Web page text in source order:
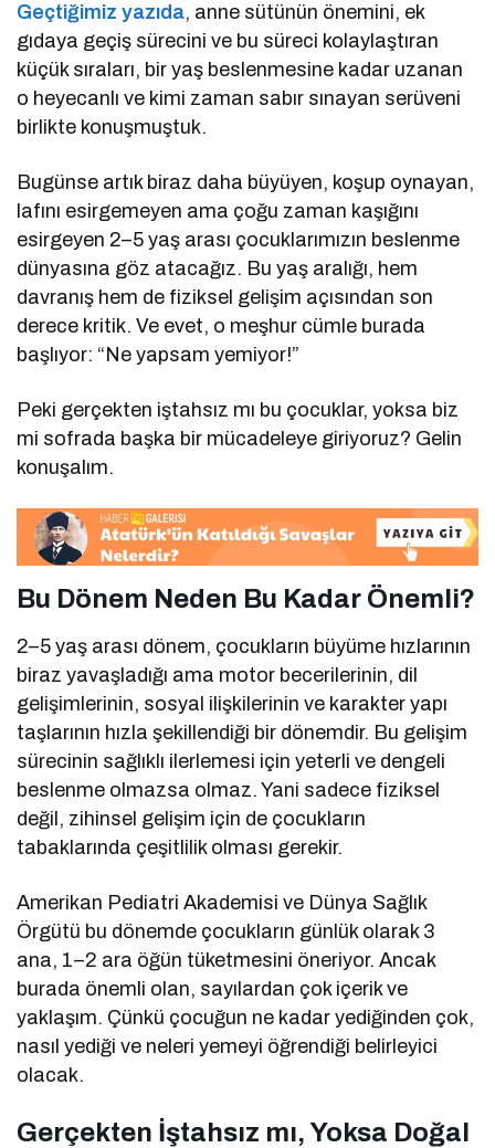
Geçtiğimiz yazıda, anne sütünün önemini, ek
gıdaya geçiş sürecini ve bu süreci kolaylaştıran
küçük sıraları, bir yaş beslenmesine kadar uzanan
o heyecanlı ve kimi zaman sabır sınayan serüveni
birlikte konuşmuştuk.
Bugünse artık biraz daha büyüyen, koşup oynayan,
lafını esirgemeyen ama çoğu zaman kaşığını
esirgeyen 2–5 yaş arası çocuklarımızın beslenme
dünyasına göz atacağız. Bu yaş aralığı, hem
davranış hem de fiziksel gelişim açısından son
derece kritik. Ve evet, o meşhur cümle burada
başlıyor: “Ne yapsam yemiyor!”
Peki gerçekten iştahsız mı bu çocuklar, yoksa biz
mi sofrada başka bir mücadeleye giriyoruz? Gelin
konuşalım.
Bu Dönem Neden Bu Kadar Önemli?
2–5 yaş arası dönem, çocukların büyüme hızlarının
biraz yavaşladığı ama motor becerilerinin, dil
gelişimlerinin, sosyal ilişkilerinin ve karakter yapı
taşlarının hızla şekillendiği bir dönemdir. Bu gelişim
sürecinin sağlıklı ilerlemesi için yeterli ve dengeli
beslenme olmazsa olmaz. Yani sadece fiziksel
değil, zihinsel gelişim için de çocukların
tabaklarında çeşitlilik olması gerekir.
Amerikan Pediatri Akademisi ve Dünya Sağlık
Örgütü bu dönemde çocukların günlük olarak 3
ana, 1–2 ara öğün tüketmesini öneriyor. Ancak
burada önemli olan, sayılardan çok içerik ve
yaklaşım. Çünkü çocuğun ne kadar yediğinden çok,
nasıl yediği ve neleri yemeyi öğrendiği belirleyici
olacak.
Gerçekten İştahsız mı, Yoksa Doğal